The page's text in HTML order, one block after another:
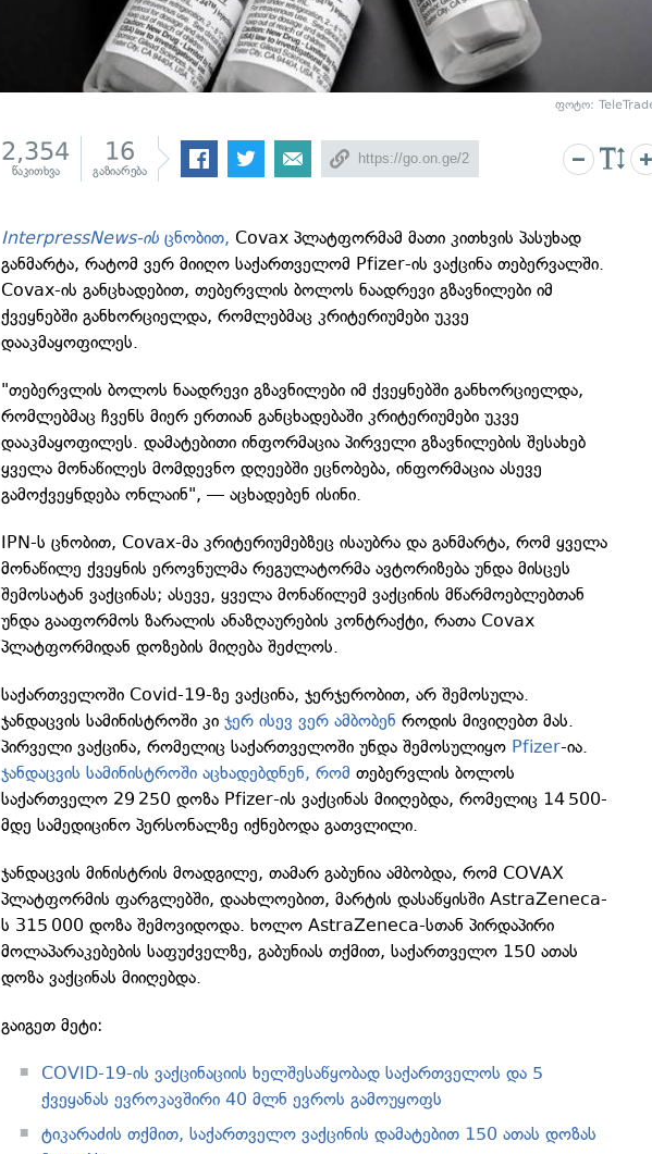
ფოტო:
2,354
წაკითხვა
16
გაზიარება
InterpressNews-ის ცნობით, Covax პლატფორმამ მათი კითხვის პასუხად
განმარტა, რატომ ვერ მიიღო საქართველომ Pfizer-ის ვაქცინა თებერვალში.
Covax-ის განცხადებით, თებერვლის ბოლოს ნაადრევი გზავნილები იმ
ქვეყნებში განხორციელდა, რომლებმაც კრიტერიუმები უკვე
დააკმაყოფილეს.
"თებერვლის ბოლოს ნაადრევი გზავნილები იმ ქვეყნებში განხორციელდა,
რომლებმაც ჩვენს მიერ ერთიან განცხადებაში კრიტერიუმები უკვე
დააკმაყოფილეს. დამატებითი ინფორმაცია პირველი გზავნილების შესახებ
ყველა მონაწილეს მომდევნო დღეებში ეცნობება, ინფორმაცია ასევე
გამოქვეყნდება ონლაინ", — აცხადებენ ისინი.
IPN-ს ცნობით, Covax-მა კრიტერიუმებზეც ისაუბრა და განმარტა, რომ ყველა
მონაწილე ქვეყნის ეროვნულმა რეგულატორმა ავტორიზება უნდა მისცეს
შემოსატან ვაქცინას; ასევე, ყველა მონაწილემ ვაქცინის მწარმოებლებთან
უნდა გააფორმოს ზარალის ანაზღაურების კონტრაქტი, რათა Covax
პლატფორმიდან დოზების მიღება შეძლოს.
საქართველოში Covid-19-ზე ვაქცინა, ჯერჯერობით, არ შემოსულა.
ჯანდაცვის სამინისტროში კიჯერ ისევ ვერ ამბობენ როდის მივიღებთ მას.
პირველი ვაქცინა, რომელიც საქართველოში უნდა შემოსულიყო Pfizer-ია.
ჯანდაცვის სამინისტროში აცხადებდნენ, რომ თებერვლის ბოლოს
საქართველო 29 250 დოზა Pfizer-ის ვაქცინას მიიღებდა, რომელიც 14 500-
მდე სამედიცინო პერსონალზე იქნებოდა გათვლილი.
ჯანდაცვის მინისტრის მოადგილე, თამარ გაბუნია ამბობდა, რომ COVAX
პლატფორმის ფარგლებში, დაახლოებით, მარტის დასაწყისში AstraZeneca-
ს 315 000 დოზა შემოვიდოდა. ხოლო AstraZeneca-სთან პირდაპირი
მოლაპარაკებების საფუძველზე, გაბუნიას თქმით, საქართველო 150 ათას
დოზა ვაქცინას მიიღებდა.
გაიგეთ მეტი:
COVID-19-ის ვაქცინაციის ხელშესაწყობად საქართველოს და 5
ქვეყანას ევროკავშირი 40 მლნ ევროს გამოუყოფს
ტიკარაძის თქმით, საქართველო ვაქცინის დამატებით 150 ათას დოზას